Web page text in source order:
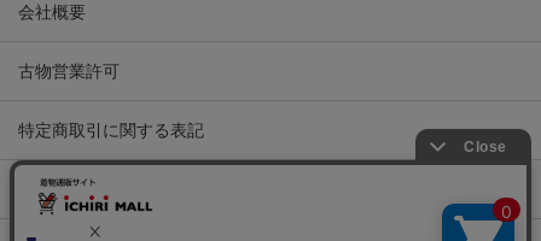
会社概要
古物営業許可
特定商取引に関する表記
プライバシーポリシー